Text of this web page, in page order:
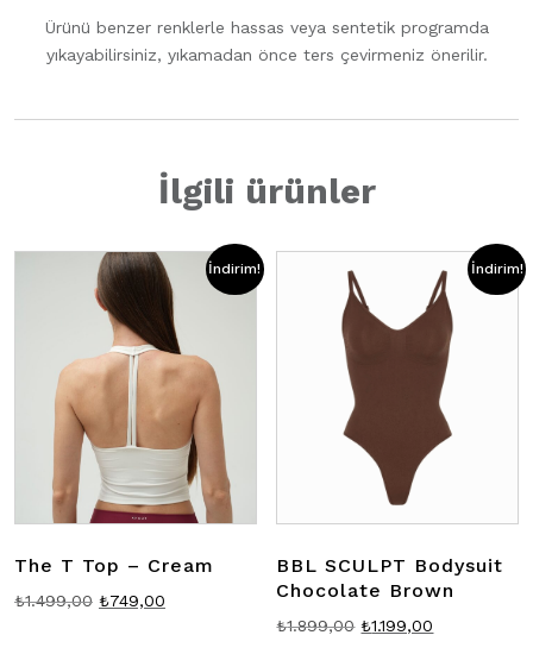
Ürünü benzer renklerle hassas veya sentetik programda
yıkayabilirsiniz, yıkamadan önce ters çevirmeniz önerilir.
İlgili ürünler
İndirim!
The T Top – Cream
₺1.499,00 Orijinal
₺749,00
İndirim!
BBL SCULPT Bodysuit
Chocolate Brown
₺1.899,00 Orijinal
₺1.199,00